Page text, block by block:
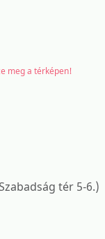
meg a térképen!
tér 5-6.)